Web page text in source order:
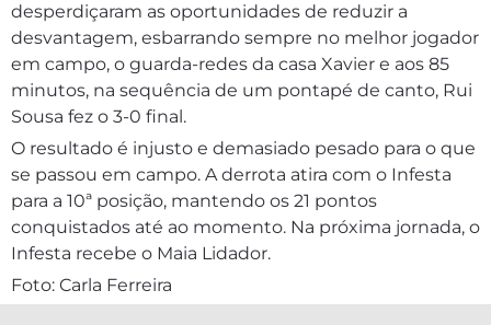
desperdiçaram as oportunidades de reduzir a
desvantagem, esbarrando sempre no melhor jogador
em campo, o guarda-redes da casa Xavier e aos 85
minutos, na sequência de um pontapé de canto, Rui
Sousa fez o 3-0 final.
O resultado é injusto e demasiado pesado para o que
se passou em campo. A derrota atira com o Infesta
para a 10ª posição, mantendo os 21 pontos
conquistados até ao momento. Na próxima jornada, o
Infesta recebe o Maia Lidador.
Foto: Carla Ferreira